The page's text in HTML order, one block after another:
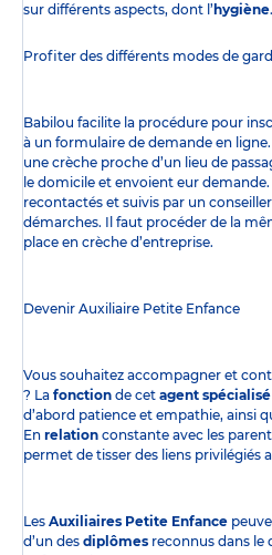
sur différents aspects, dont l’ hygiène.
Profiter des différents modes de
Babilou facilite la procédure pour
à un formulaire de demande en
une crèche proche d’un lieu de
le domicile et envoient eur
recontactés et suivis par un
démarches. Il faut procéder de la
place en crèche d’entreprise.
Devenir Auxiliaire Petite Enfance
Vous souhaitez accompagner et
? La fonction de cet agent spécialisé
d’abord patience et empathie, ainsi
En relation constante avec les
permet de tisser des liens privilégiés
Les Auxiliaires Petite Enfance
d’un des diplômes reconnus dans le